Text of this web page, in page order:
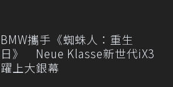
BMW攜手《蜘蛛人：重生
日》 Neue Klasse新世代iX3
躍上大銀幕